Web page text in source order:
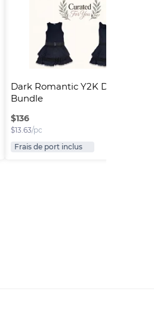
Dark Romantic Y2K Dress
Bundle
$136
$13.63/pc
Frais de port inclus